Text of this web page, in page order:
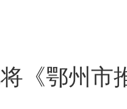
鄂州市推